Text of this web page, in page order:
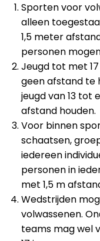
Sporten voor
alleen
1,5 meter
personen
Jeugd tot met
geen afstand te
jeugd van 13 tot
afstand houden.
Voor binnen
schaatsen,
iedereen
personen in
met 1,5 m
Wedstrijden
volwassenen.
teams mag wel